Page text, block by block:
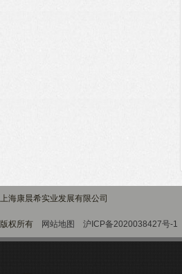
上海康晨希实业发展有限公司
版权所有 网站地图 沪ICP备2020038427号-1